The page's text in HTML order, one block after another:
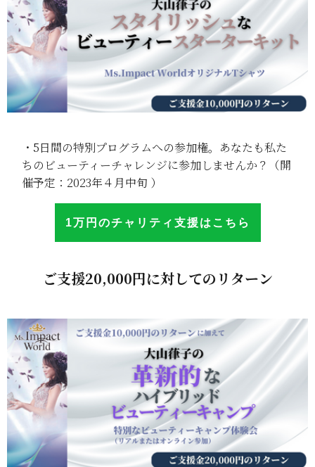
・5日間の特別プログラムへの参加権。あなたも私た
ちのビューティーチャレンジに参加しませんか？（開
催予定：2023年４月中旬 ）
1万円のチャリテ ィ 支援はこち ら
ご支援20,000円に対してのリターン